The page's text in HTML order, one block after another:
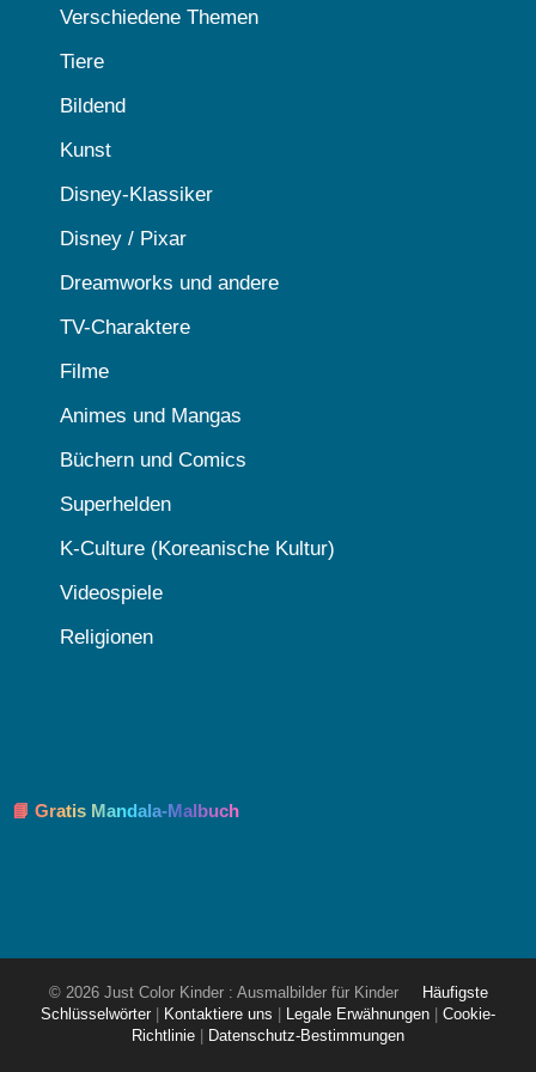
Verschiedene Themen
Tiere
Bildend
Kunst
Disney-Klassiker
Disney / Pixar
Dreamworks und andere
TV-Charaktere
Filme
Animes und Mangas
Büchern und Comics
Superhelden
K-Culture (Koreanische Kultur)
Videospiele
Religionen
📘 Gratis Mandala-Malbuch
© 2026 Just Color Kinder : Ausmalbilder für Kinder
Häufigste
Schlüsselwörter
Kontaktiere uns Legale Erwähnungen
Cookie-
Richtlinie
Datenschutz-Bestimmungen